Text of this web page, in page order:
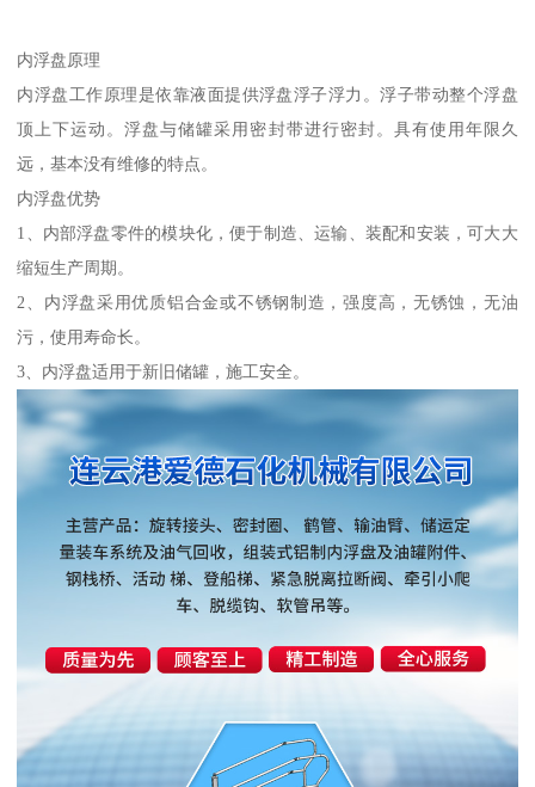
内浮盘原理
内浮盘工作原理是依靠液面提供浮盘浮子浮力。浮子带动整个浮盘
顶上下运动。浮盘与储罐采用密封带进行密封。具有使用年限久
远，基本没有维修的特点。
内浮盘优势
1、内部浮盘零件的模块化，便于制造、运输、装配和安装，可大大
缩短生产周期。
2、内浮盘采用优质铝合金或不锈钢制造，强度高，无锈蚀，无油
污，使用寿命长。
3、内浮盘适用于新旧储罐，施工安全。